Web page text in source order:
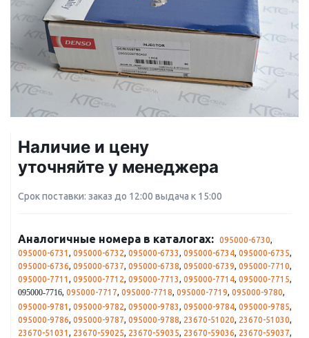
Наличие и цену
уточняйте у менеджера
Срок поставки: заказ до 12:00 выдача к 15:00
Аналогичные номера в каталогах: 095000-6730,
095000-6731 , 095000-6732, 095000-6733, 095000-6734, 095000-6735,
095000-6736, 095000-6737, 095000-6738, 095000-6739, 095000-7710,
095000-7711 , 095000-7712, 095000-7713, 095000-7714, 095000-7715,
095000-7716, 095000-7717, 095000-7718, 095000-7719, 095000-9780,
095000-9781 , 095000-9782, 095000-9783, 095000-9784, 095000-9785,
095000-9786, 095000-9787, 095000-9788, 23670-51020, 23670-51030,
23670-51031 , 23670-59025, 23670-59035, 23670-59036, 23670-59037,